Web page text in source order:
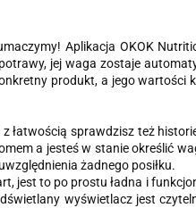
Aplikacja OKOK
jej waga zostaje
produkt, a jego wartości
z łatwością sprawdzisz też
a jesteś w stanie określić
żadnego posiłku.
jest to po prostu ładna i
wyświetlacz jest